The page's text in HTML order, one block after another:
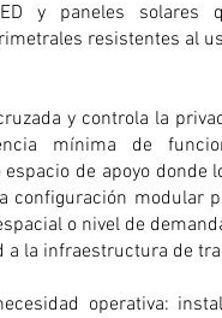
y paneles solares
resistentes al
y controla la
mínima de
de apoyo donde
configuración modular
o nivel de
a la infraestructura de
operativa: